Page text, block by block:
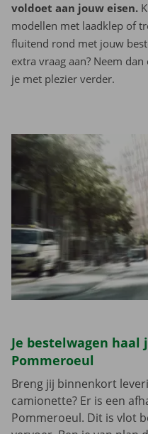
voldoet aan jouw eisen.
modellen met laadklep of
fluitend rond met jouw
extra vraag aan? Neem
je met plezier verder.
Je bestelwagen haal
Pommeroeul
Breng jij binnenkort
camionette? Er is een
Pommeroeul. Dit is vlot